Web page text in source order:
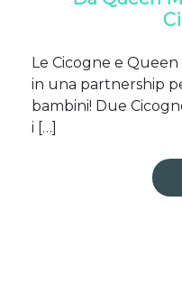
Le Cicogne e
in una partnership
bambini! Due
i […]